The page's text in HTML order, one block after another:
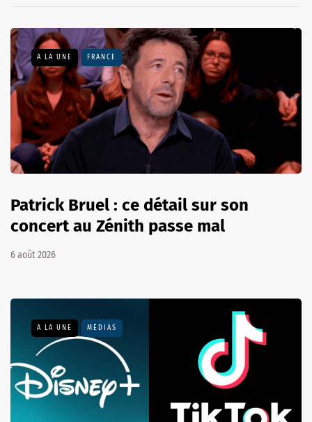
A LA UNE FRANCE
Patrick Bruel : ce détail sur son
concert au Zénith passe mal
6 août 2026
A LA UNE MÉDIAS